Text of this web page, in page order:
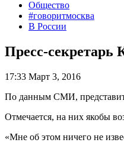
Общество
#говоритмосква
В России
Пресс-секретарь
17:33 Март 3, 2016
По данным СМИ,
Отмечается, на них якобы
«Мне об этом ничего не